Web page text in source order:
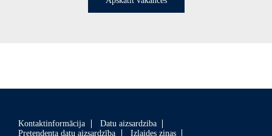
Kontaktinformācija
Datu aizsardziba
Pretendenta datu aizsardzība
Izlaides ziņas